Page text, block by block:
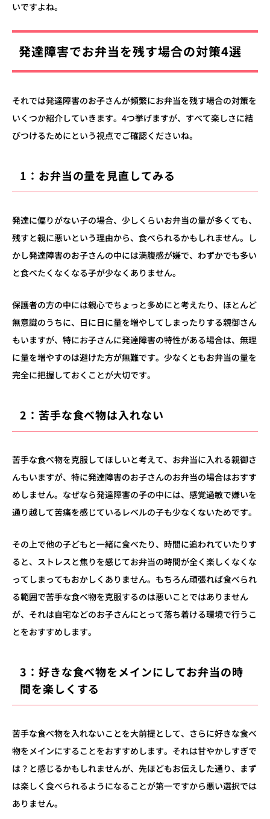
いですよね。
発達障害でお弁当を残す場合の対策4選
それでは発達障害のお子さんが頻繁にお弁当を残す場合の対策を
いくつか紹介していきます。4つ挙げますが、すべて楽しさに結
びつけるためにという視点でご確認くださいね。
1：お弁当の量を見直してみる
発達に偏りがない子の場合、少しくらいお弁当の量が多くても、
残すと親に悪いという理由から、食べられるかもしれません。し
かし発達障害のお子さんの中には満腹感が嫌で、わずかでも多い
と食べたくなくなる子が少なくありません。
保護者の方の中には親心でちょっと多めにと考えたり、ほとんど
無意識のうちに、 日に日に量を増やしてしまったりする親御さん
もいますが、特にお子さんに発達障害の特性がある場合は、無理
に量を増やすのは避けた方が無難です。 少なくともお弁当の量を
完全に把握しておくことが大切です。
2：苦手な食べ物は入れない
苦手な食べ物を克服してほしいと考えて、お弁当に入れる親御さ
んもいますが、特に発達障害のお子さんのお弁当の場合はおすす
めしません。なぜなら発達障害の子の中には、感覚過敏で嫌いを
通り越して苦痛を感じているレベルの子も少なくないためです。
その上で他の子どもと一緒に食べたり、時間に追われていたりす
ると、ストレスと焦りを感じてお弁当の時間が全く楽しくなくな
ってしまってもおかしくありません。 もちろん頑張れば食べられ
る範囲で苦手な食べ物を克服するのは悪いことではありません
が、それは自宅などのお子さんにとって落ち着ける環境で行うこ
とをおすすめします。
3：好きな食べ物をメインにしてお弁当の時
間を楽しくする
苦手な食べ物を入れないことを大前提として、さらに好きな食べ
物をメインにすることをおすすめします。それは甘やかしすぎで
は？と感じるかもしれませんが、先ほどもお伝えした通り、まず
は楽しく食べられるようになることが第一ですから悪い選択では
ありません。